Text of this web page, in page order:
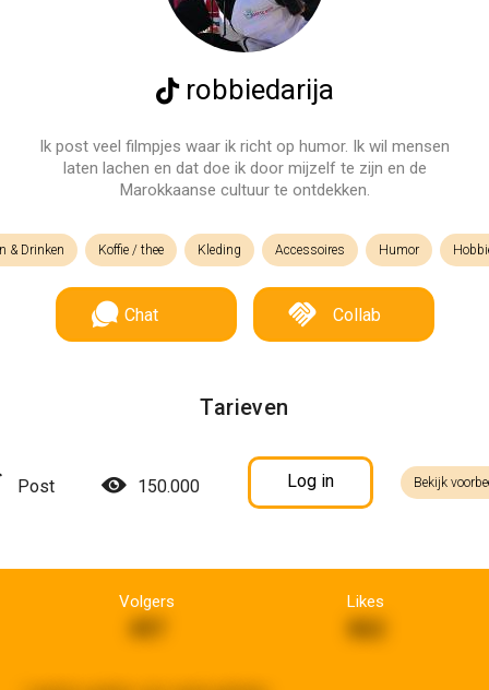
robbiedarija
Ik post veel filmpjes waar ik richt op humor. Ik wil mensen
laten lachen en dat doe ik door mijzelf te zijn en de
Marokkaanse cultuur te ontdekken.
& Drinken Koffie / thee Kleding Accessoires Humor
Chat Collab
Tarieven
Post 150.000 Log in Bekijk
Volgers Likes
862